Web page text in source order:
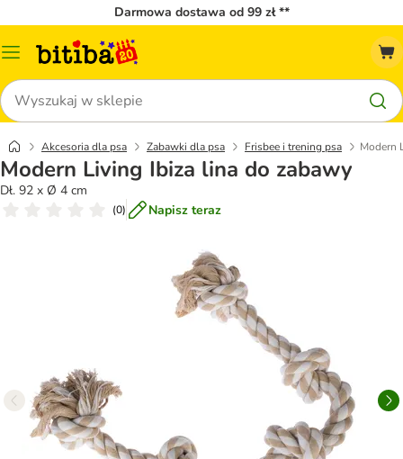
Darmowa dostawa od 99 zł **
Menu
Szukaj
Akcesoria dla psa Zabawki dla psa Frisbee i trening psa Modern
Modern Living Ibiza lina do zabawy
Dł. 92 x Ø 4 cm
(0) Napisz teraz